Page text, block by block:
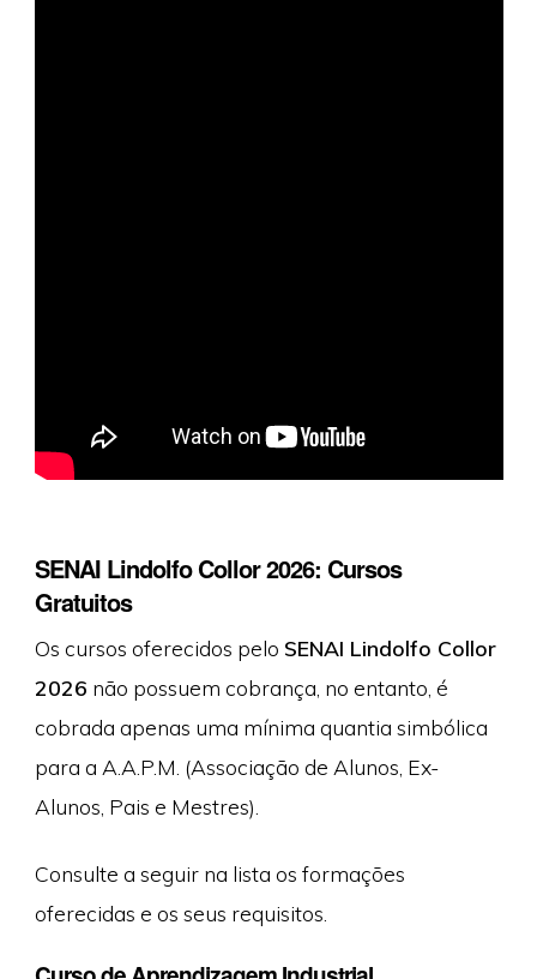
SENAI Lindolfo Collor 2026: Cursos
Gratuitos
Os cursos oferecidos pelo SENAI Lindolfo Collor
2026 não possuem cobrança, no entanto, é
cobrada apenas uma mínima quantia simbólica
para a A.A.P.M. (Associação de Alunos, Ex-
Alunos, Pais e Mestres).
Consulte a seguir na lista os formações
oferecidas e os seus requisitos.